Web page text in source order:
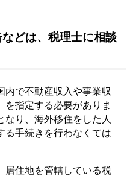
どは、税理士に相談
内で不動産収入や事業収
を指定する必要がありま
なり、海外移住をした人
る手続きを行わなくては
居住地を管轄している税